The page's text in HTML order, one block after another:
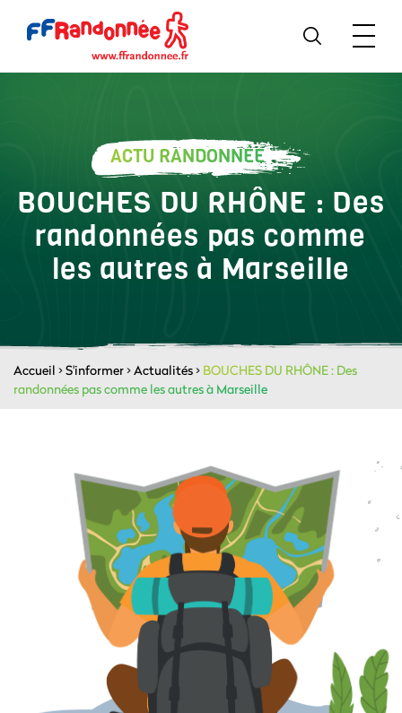
ACTU RANDONNÉE
BOUCHES DU RHÔNE : Des
randonnées pas comme
les autres à Marseille
Accueil >S'informer>Actualités> BOUCHES DU RHÔNE : Des
randonnées pas comme les autres à Marseille